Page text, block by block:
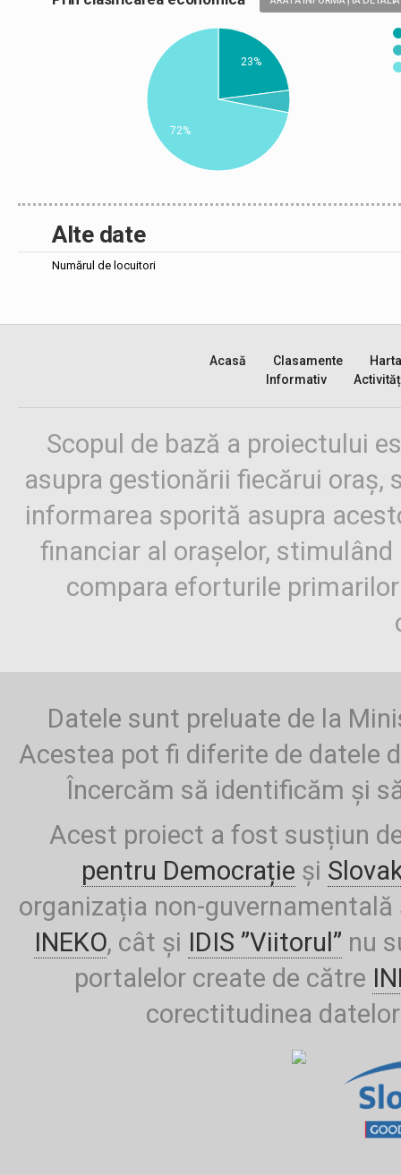
23%
72%
Alte date
Numărul de locuitori
Acasă Clasamente
Harta
Informativ
Scopul de bază a proiectului
asupra gestionării fiecărui oraș,
informarea sporită asupra
financiar al orașelor,
compara eforturile
Datele sunt preluate de la
Acestea pot fi diferite de datele
Încercăm să identificăm și
Acest proiect a fost susțiun
pentru Democrație și
organizația non-
INEKO, cât și IDIS ”Viitorul” nu
portalelor create de către
corectitudinea